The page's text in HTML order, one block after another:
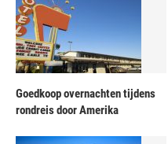
Goedkoop overnachten tijdens
rondreis door Amerika